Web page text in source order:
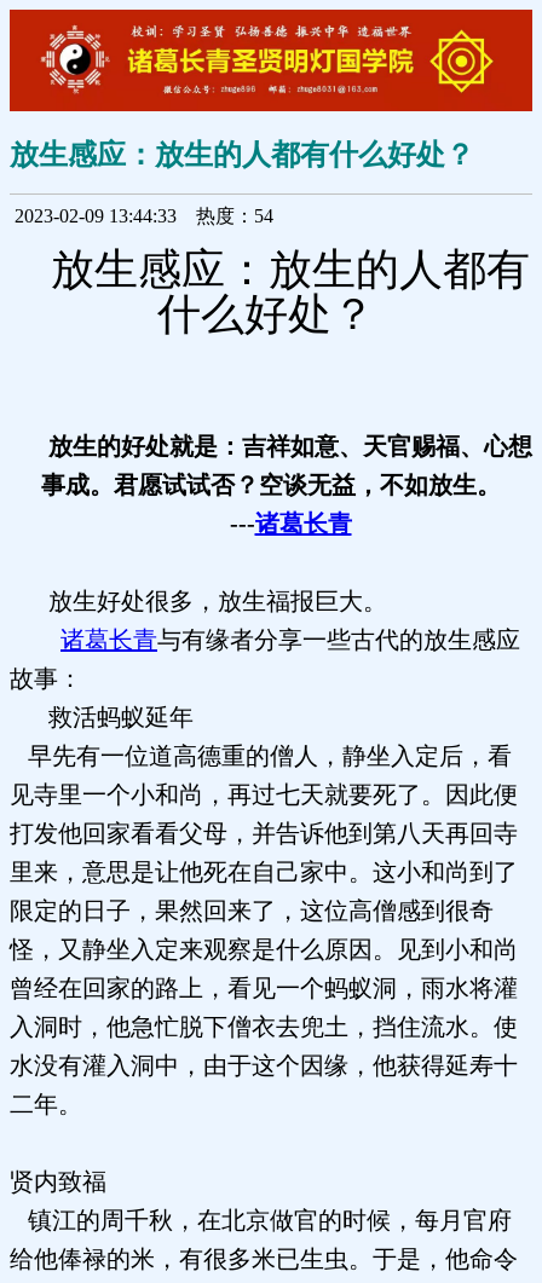
放生感应：放生的人都有什么好处？
2023-02-09 13:44:33 热度：54
放生感应：放生的人都有
什么好处？
放生的好处就是：吉祥如意、天官赐福、心想
事成。君愿试试否？空谈无益，不如放生。
---诸葛长青
放生好处很多，放生福报巨大。
诸葛长青与有缘者分享一些古代的放生感应
故事：
救活蚂蚁延年
早先有一位道高德重的僧人，静坐入定后，看
见寺里一个小和尚，再过七天就要死了。因此便
打发他回家看看父母，并告诉他到第八天再回寺
里来，意思是让他死在自己家中。这小和尚到了
限定的日子，果然回来了，这位高僧感到很奇
怪，又静坐入定来观察是什么原因。见到小和尚
曾经在回家的路上，看见一个蚂蚁洞，雨水将灌
入洞时，他急忙脱下僧衣去兜土，挡住流水。使
水没有灌入洞中，由于这个因缘，他获得延寿十
二年。
贤内致福
镇江的周千秋，在北京做官的时候，每月官府
给他俸禄的米，有很多米已生虫。于是，他命令